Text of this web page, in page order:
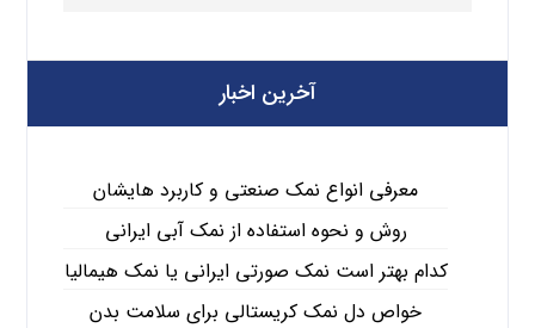
آخرین اخبار
معرفی انواع نمک صنعتی و کاربرد هایشان
روش و نحوه استفاده از نمک آبی ایرانی
کدام بهتر است نمک صورتی ایرانی یا نمک هیمالیا
خواص دل نمک کریستالی برای سلامت بدن